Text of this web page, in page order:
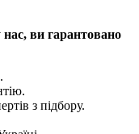
ви гарантовано
.
з підбору.